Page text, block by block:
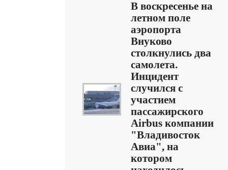
В воскресенье на
летном поле
аэропорта
Внуково
столкнулись два
самолета.
Инцидент
случился с
участием
пассажирского
Airbus компании
"Владивосток
Авиа", на
котором